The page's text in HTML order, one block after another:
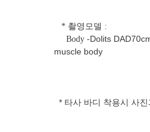
* 촬영모델 :
Body -Dolits
muscle body
* 타사 바디 착용시 사